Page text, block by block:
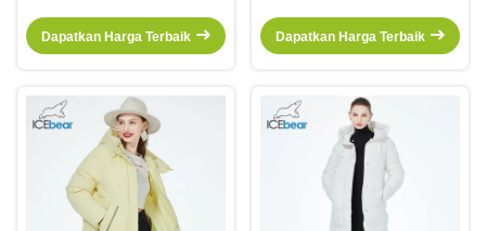
Jaket Panas Bergaya
Dapatkan Harga Terbaik
putih Kerah tinggi
Dapatkan Harga Terbaik